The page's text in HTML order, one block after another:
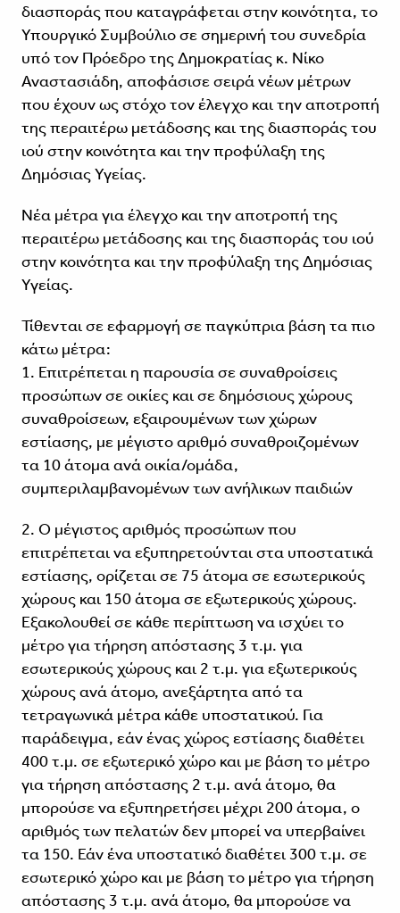
διασποράς που καταγράφεται στην κοινότητα, το
Υπουργικό Συμβούλιο σε σημερινή του συνεδρία
υπό τον Πρόεδρο της Δημοκρατίας κ. Νίκο
Αναστασιάδη, αποφάσισε σειρά νέων μέτρων
που έχουν ως στόχο τον έλεγχο και την αποτροπή
της περαιτέρω μετάδοσης και της διασποράς του
ιού στην κοινότητα και την προφύλαξη της
Δημόσιας Υγείας.
Νέα μέτρα για έλεγχο και την αποτροπή της
περαιτέρω μετάδοσης και της διασποράς του ιού
στην κοινότητα και την προφύλαξη της Δημόσιας
Υγείας.
Τίθενται σε εφαρμογή σε παγκύπρια βάση τα πιο
κάτω μέτρα:
1. Επιτρέπεται η παρουσία σε συναθροίσεις
προσώπων σε οικίες και σε δημόσιους χώρους
συναθροίσεων, εξαιρουμένων των χώρων
εστίασης, με μέγιστο αριθμό συναθροιζομένων
τα 10 άτομα ανά οικία/ομάδα,
συμπεριλαμβανομένων των ανήλικων παιδιών
2. Ο μέγιστος αριθμός προσώπων που
επιτρέπεται να εξυπηρετούνται στα υποστατικά
εστίασης, ορίζεται σε 75 άτομα σε εσωτερικούς
χώρους και 150 άτομα σε εξωτερικούς χώρους.
Εξακολουθεί σε κάθε περίπτωση να ισχύει το
μέτρο για τήρηση απόστασης 3 τ.μ. για
εσωτερικούς χώρους και 2 τ.μ. για εξωτερικούς
χώρους ανά άτομο, ανεξάρτητα από τα
τετραγωνικά μέτρα κάθε υποστατικού. Για
παράδειγμα, εάν ένας χώρος εστίασης διαθέτει
400 τ.μ. σε εξωτερικό χώρο και με βάση το μέτρο
για τήρηση απόστασης 2 τ.μ. ανά άτομο, θα
μπορούσε να εξυπηρετήσει μέχρι 200 άτομα, ο
αριθμός των πελατών δεν μπορεί να υπερβαίνει
τα 150. Εάν ένα υποστατικό διαθέτει 300 τ.μ. σε
εσωτερικό χώρο και με βάση το μέτρο για τήρηση
απόστασης 3 τ.μ. ανά άτομο, θα μπορούσε να